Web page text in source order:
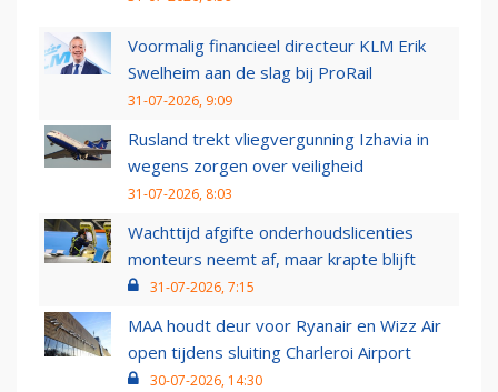
Voormalig financieel directeur KLM Erik
Swelheim aan de slag bij ProRail
31-07-2026, 9:09
Rusland trekt vliegvergunning Izhavia in
wegens zorgen over veiligheid
31-07-2026, 8:03
Wachttijd afgifte onderhoudslicenties
monteurs neemt af, maar krapte blijft
31-07-2026, 7:15
MAA houdt deur voor Ryanair en Wizz Air
open tijdens sluiting Charleroi Airport
30-07-2026, 14:30